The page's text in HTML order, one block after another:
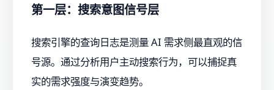
第一层：搜索意图信号层
搜索引擎的查询日志是测量 AI 需求侧最直观的信
号源。通过分析用户主动搜索行为，可以捕捉真
实的需求强度与演变趋势。